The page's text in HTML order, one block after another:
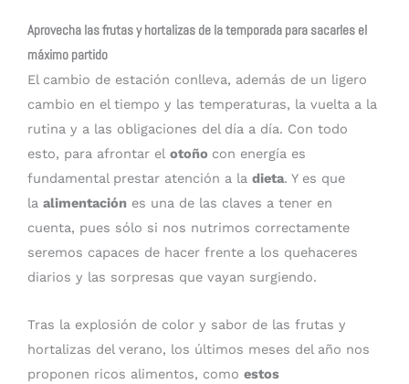
Aprovecha las frutas y hortalizas de la temporada para sacarles el
máximo partido
El cambio de estación conlleva, además de un ligero
cambio en el tiempo y las temperaturas, la vuelta a la
rutina y a las obligaciones del día a día. Con todo
esto, para afrontar el otoño con energía es
fundamental prestar atención a la dieta. Y es que
la alimentación es una de las claves a tener en
cuenta, pues sólo si nos nutrimos correctamente
seremos capaces de hacer frente a los quehaceres
diarios y las sorpresas que vayan surgiendo.
Tras la explosión de color y sabor de las frutas y
hortalizas del verano, los últimos meses del año nos
proponen ricos alimentos, como estos